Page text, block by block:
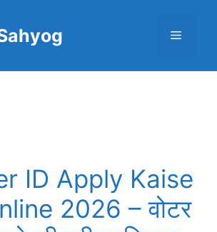
Menu
ID Apply Kaise
2026 – वोटर